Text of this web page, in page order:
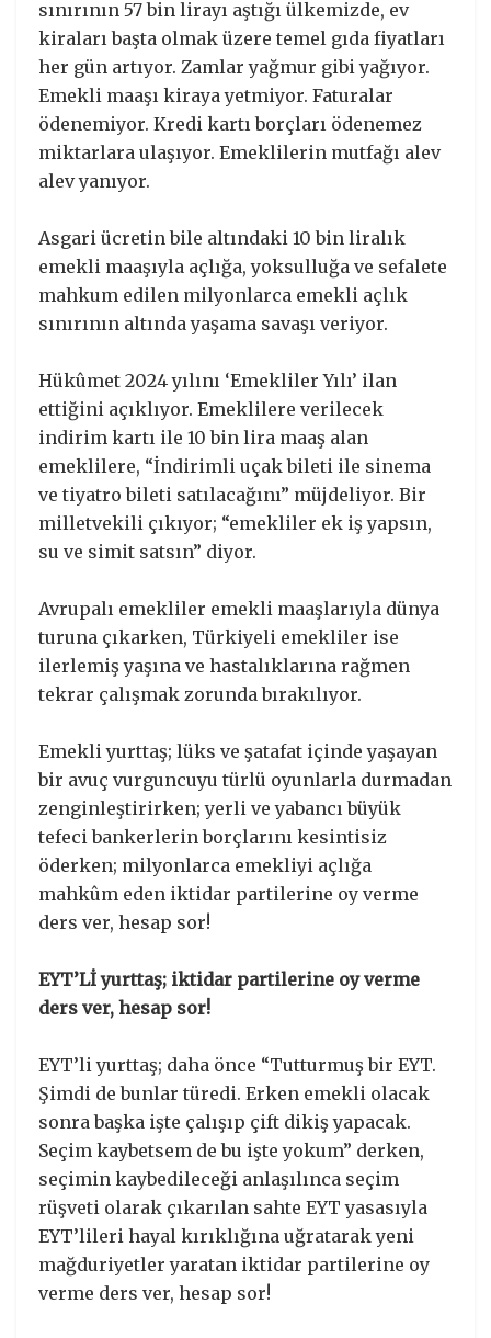
sınırının 57 bin lirayı aştığı ülkemizde, ev
kiraları başta olmak üzere temel gıda fiyatları
her gün artıyor. Zamlar yağmur gibi yağıyor.
Emekli maaşı kiraya yetmiyor. Faturalar
ödenemiyor. Kredi kartı borçları ödenemez
miktarlara ulaşıyor. Emeklilerin mutfağı alev
alev yanıyor.
Asgari ücretin bile altındaki 10 bin liralık
emekli maaşıyla açlığa, yoksulluğa ve sefalete
mahkum edilen milyonlarca emekli açlık
sınırının altında yaşama savaşı veriyor.
Hükûmet 2024 yılını ‘Emekliler Yılı’ ilan
ettiğini açıklıyor. Emeklilere verilecek
indirim kartı ile 10 bin lira maaş alan
emeklilere, “İndirimli uçak bileti ile sinema
ve tiyatro bileti satılacağını” müjdeliyor. Bir
milletvekili çıkıyor; “emekliler ek iş yapsın,
su ve simit satsın” diyor.
Avrupalı emekliler emekli maaşlarıyla dünya
turuna çıkarken, Türkiyeli emekliler ise
ilerlemiş yaşına ve hastalıklarına rağmen
tekrar çalışmak zorunda bırakılıyor.
Emekli yurttaş; lüks ve şatafat içinde yaşayan
bir avuç vurguncuyu türlü oyunlarla durmadan
zenginleştirirken; yerli ve yabancı büyük
tefeci bankerlerin borçlarını kesintisiz
öderken; milyonlarca emekliyi açlığa
mahkûm eden iktidar partilerine oy verme
ders ver, hesap sor!
EYT’Lİ yurttaş; iktidar partilerine oy verme
ders ver, hesap sor!
EYT’li yurttaş; daha önce “Tutturmuş bir EYT.
Şimdi de bunlar türedi. Erken emekli olacak
sonra başka işte çalışıp çift dikiş yapacak.
Seçim kaybetsem de bu işte yokum” derken,
seçimin kaybedileceği anlaşılınca seçim
rüşveti olarak çıkarılan sahte EYT yasasıyla
EYT’lileri hayal kırıklığına uğratarak yeni
mağduriyetler yaratan iktidar partilerine oy
verme ders ver, hesap sor!